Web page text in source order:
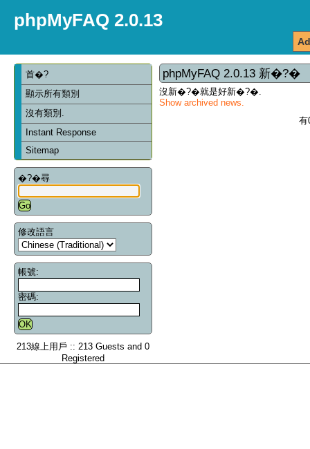
phpMyFAQ 2.0.13
首�?
顯示所有類別
沒有類別.
Instant Response
Sitemap
�?�尋
修改語言
帳號:
密碼:
213線上用戶 :: 213 Guests and 0
Registered
phpMyFAQ 2.0.13 新�?�
沒新�?�就是好新�?�.
Show archived news.
有